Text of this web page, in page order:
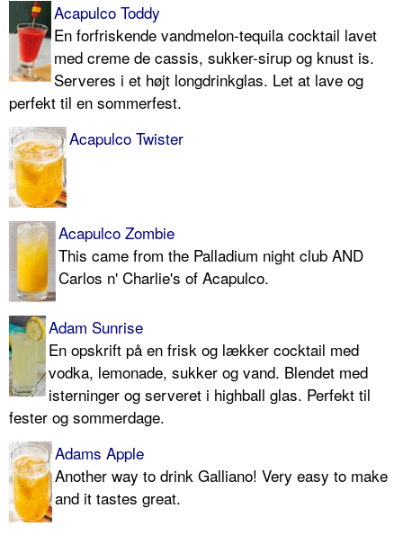
Acapulco Toddy
En forfriskende vandmelon-tequila cocktail lavet
med creme de cassis, sukker-sirup og knust is.
Serveres i et højt longdrinkglas. Let at lave og
perfekt til en sommerfest.
Acapulco Twister
Acapulco Zombie
This came from the Palladium night club AND
Carlos n' Charlie's of Acapulco.
Adam Sunrise
En opskrift på en frisk og lækker cocktail med
vodka, lemonade, sukker og vand. Blendet med
isterninger og serveret i highball glas. Perfekt til
fester og sommerdage.
Adams Apple
Another way to drink Galliano! Very easy to make
and it tastes great.